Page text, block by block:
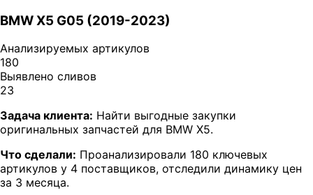
BMW X5 G05 (2019-2023)
Анализируемых артикулов
180
Выявлено сливов
23
Задача клиента: Найти выгодные закупки
оригинальных запчастей для BMW X5.
Что сделали: Проанализировали 180 ключевых
артикулов у 4 поставщиков, отследили динамику цен
за 3 месяца.